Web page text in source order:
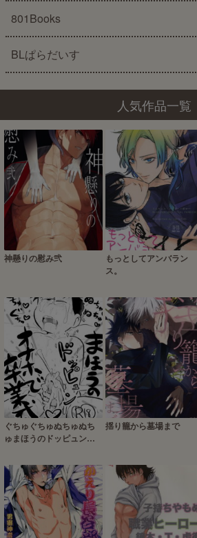
801Books
BLぱらだいす
人気作品一覧
神懸りの慰み弐
もっとしてアンバラン
ス。
ぐちゅぐちゅぬちゅぬち
ゅまほうのドッピュンオ
揺り籠から墓場まで